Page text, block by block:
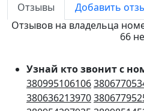
Отзывы
Добавить
Отзывов на владельца
66
Узнай кто звонит с
380995106106
380636213970